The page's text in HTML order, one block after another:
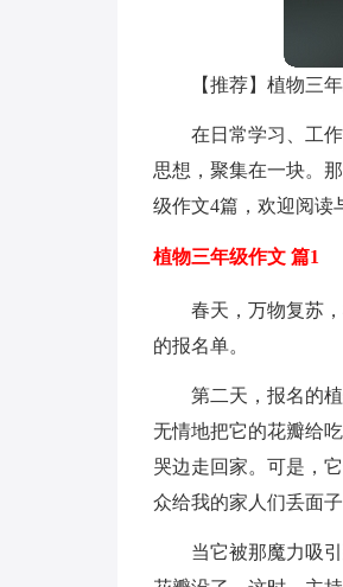
【推荐】植物三
在日常学习、工
思想，聚集在一块。
级作文4篇，欢迎阅读
植物三年级作文 篇1
春天，万物复苏
的报名单。
第二天，报名的
无情地把它的花瓣给
哭边走回家。可是，
众给我的家人们丢面子
当它被那魔力吸